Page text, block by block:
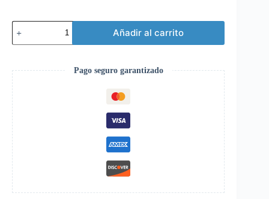
Hub
USB-
C
1
Xtech
XTC-
571
en
Ecuador
cantidad
Añadir al carrito
Pago seguro garantizado